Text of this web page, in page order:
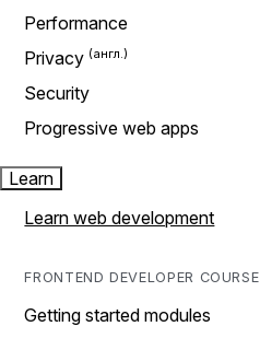
Performance
Privacy
Security
Progressive web apps
Learn
Learn web development
FRONTEND DEVELOPER COURSE
Getting started modules